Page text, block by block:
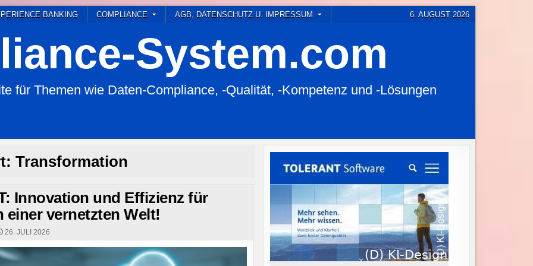
BANKING COMPLIANCE AGB, DATENSCHUTZ U. IMPRESSUM 6. AUGUST 2026
System.com
für Themen wie Daten-Compliance, -Qualität, -Kompetenz und -Lösungen
Transformation
Innovation und Effizienz für
einer vernetzten Welt!
26. JULI 2026